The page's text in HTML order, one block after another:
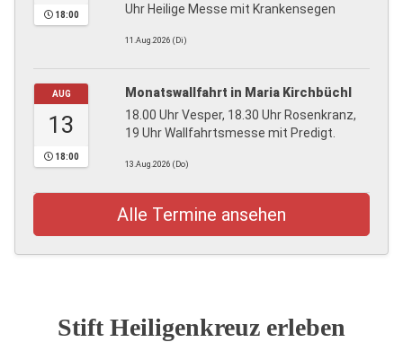
18:00
Uhr Heilige Messe mit Krankensegen
11.Aug.2026 (Di)
AUG
13
18:00
Monatswallfahrt in Maria Kirchbüchl
18.00 Uhr Vesper, 18.30 Uhr Rosenkranz,
19 Uhr Wallfahrtsmesse mit Predigt.
13.Aug.2026 (Do)
Alle Termine ansehen
Stift Heiligenkreuz erleben